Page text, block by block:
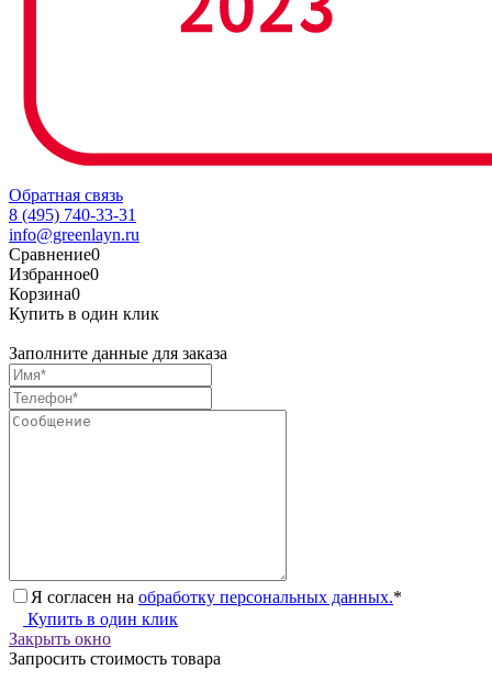
Обратная связь
8 (495) 740-33-31
info@greenlayn.ru
Сравнение0
Избранное0
Корзина0
Купить в один клик
Заполните данные для заказа
Я согласен на обработку персональных данных.*
Купить в один клик
Закрыть окно
Запросить стоимость товара